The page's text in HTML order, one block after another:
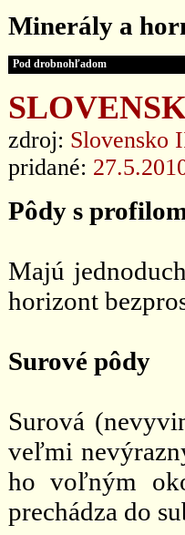
Minerály a
Pod drobnohľadom
zdroj: Slovensko
pridané:
Pôdy s
Majú
horizont
Surové pôdy
Surová
veľmi
ho voľným
prechádza do